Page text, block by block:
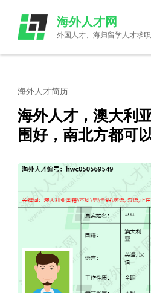
content
(Press
海外人才网
外国人才、海归留学人才求
海外人才简历
海外人才，澳大利
围好，南北方都可